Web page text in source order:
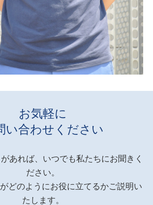
お気軽に
い合わせください
あれば、いつでも私たちにお聞きく
ださい。
どのようにお役に立てるかご説明い
たします。